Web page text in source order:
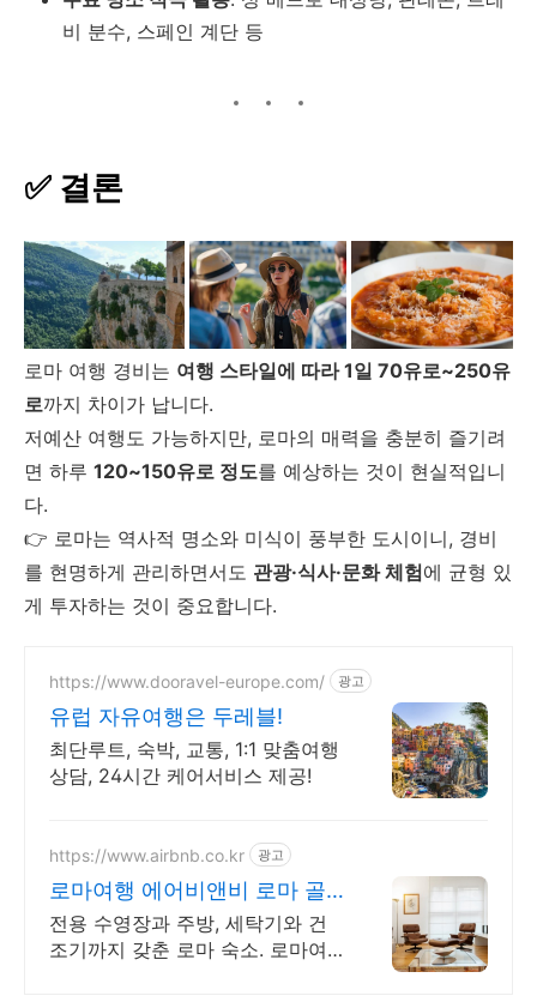
비 분수, 스페인 계단 등
✅ 결론
로마 여행 경비는 여행 스타일에 따라 1일 70유로~250유
로까지 차이가 납니다.
저예산 여행도 가능하지만, 로마의 매력을 충분히 즐기려
면 하루 120~150유로 정도를 예상하는 것이 현실적입니
다.
👉 로마는 역사적 명소와 미식이 풍부한 도시이니, 경비
를 현명하게 관리하면서도 관광·식사·문화 체험에 균형 있
게 투자하는 것이 중요합니다.
https://www.dooravel-europe.com/ 광고
유럽 자유여행은 두레블!
최단루트, 숙박, 교통, 1:1 맞춤여행
상담, 24시간 케어서비스 제공!
https://www.airbnb.co.kr 광고
로마여행 에어비앤비 로마 골
목 숙소에서의 하루
전용 수영장과 주방, 세탁기와 건
조기까지 갖춘 로마 숙소. 로마여